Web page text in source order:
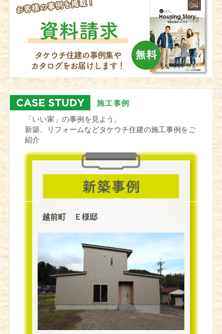
「いい家」の事例を見よう。
新築、リフォームなどタケウチ住建の施工事例をご
紹介
越前町 Ｅ様邸